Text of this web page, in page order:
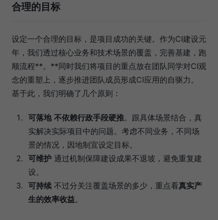
合理的目标
设定一个合理的目标，是项目成功的关键。作为CI建设元
年，我们透过核心业务和技术场景的覆盖，完善基建，跑
顺流程**。**同时我们将项目的重点放在团队同学对CI观
念的重塑上，逐步推进团队成员形成CI应用的自驱力。
基于此，我们明确了几个原则：
可落地 不依赖行政手段硬推。跟具体场景结合，真
实解决实际项目中的问题。考虑不同业务，不同场
景的情况，因地制宜设定目标。
可维护 通过机制保障建设成果不退坡，避免重复建
设。
可持续 不过分关注覆盖场景的多少，重点看真实产
生的效率收益。